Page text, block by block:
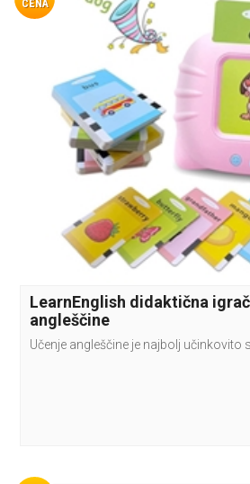
CENA
LearnEnglish didaktična
angleščine
Učenje angleščine je najbolj učinkovito